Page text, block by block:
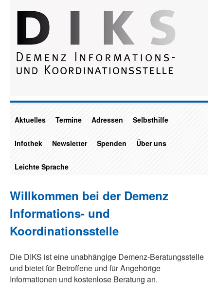
Aktuelles Termine Adressen Selbsthilfe
Infothek Newsletter Spenden Über uns
Leichte Sprache
Willkommen bei der Demenz
Informations- und
Koordinationsstelle
Die DIKS ist eine unabhängige Demenz-Beratungsstelle
und bietet für Betroffene und für Angehörige
Informationen und kostenlose Beratung an.